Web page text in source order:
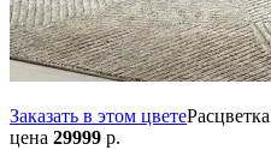
Заказать в этом цветеРасцветка
цена 29999 р.